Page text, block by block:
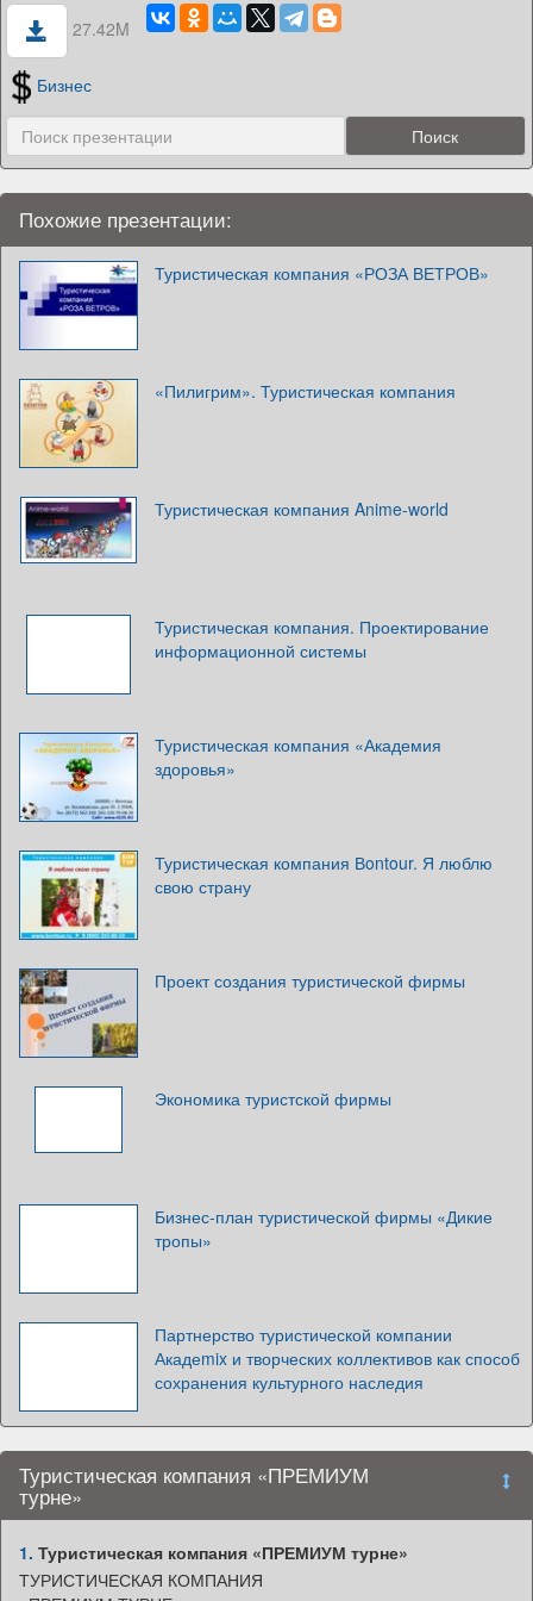
27.42M
Бизнес
Похожие презентации:
Туристическая компания «РОЗА ВЕТРОВ»
«Пилигрим». Туристическая компания
Туристическая компания Anime-world
Туристическая компания. Проектирование
информационной системы
Туристическая компания «Академия
здоровья»
Туристическая компания Вontour. Я люблю
свою страну
Проект создания туристической фирмы
Экономика туристской фирмы
Бизнес-план туристической фирмы «Дикие
тропы»
Партнерство туристической компании
Акадеmix и творческих коллективов как способ
сохранения культурного наследия
Туристическая компания «ПРЕМИУМ
турне»
1. Туристическая компания «ПРЕМИУМ турне»
ТУРИСТИЧЕСКАЯ КОМПАНИЯ